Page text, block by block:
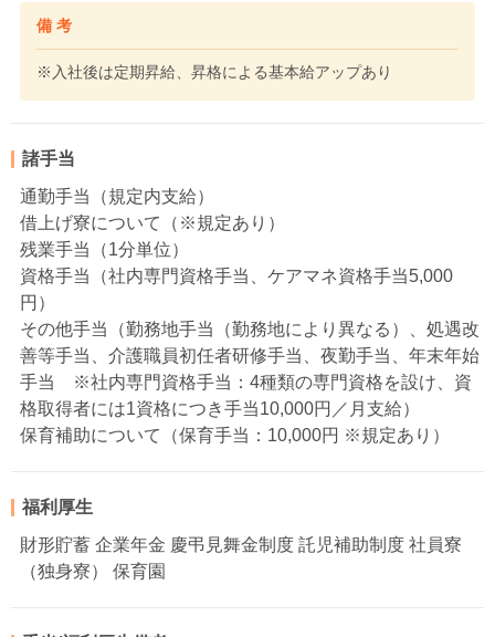
備 考
※入社後は定期昇給、昇格による基本給アップあり
諸手当
通勤手当（規定内支給）
借上げ寮について（※規定あり）
残業手当（1分単位）
資格手当（社内専門資格手当、ケアマネ資格手当5,000
円）
その他手当（勤務地手当（勤務地により異なる）、処遇改
善等手当、介護職員初任者研修手当、夜勤手当、年末年始
手当 ※社内専門資格手当：4種類の専門資格を設け、資
格取得者には1資格につき手当10,000円／月支給）
保育補助について（保育手当：10,000円 ※規定あり）
福利厚生
財形貯蓄 企業年金 慶弔見舞金制度 託児補助制度 社員寮
（独身寮） 保育園